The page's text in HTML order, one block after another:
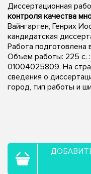
Диссертационная
контроля качества
Вайнгартен, Генрих
кандидатская
Работа подготовлена
Объем работы: 225 c. :
01004025809. На
сведения о
город, тип работы и